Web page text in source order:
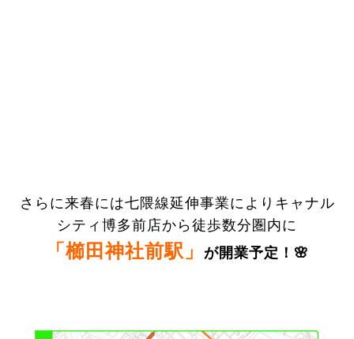
さらに来春には七隈線延伸事業によりキャナル
シティ博多前店から徒歩数分圏内に
「櫛田神社前駅」 が開業予定！🌸